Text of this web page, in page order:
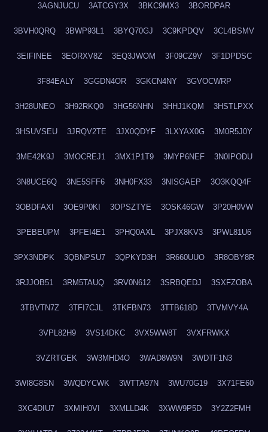
3AGNJUCU 3ATCGY3X 3BKC9MX3 3BORDPAR
3BVH0QRQ 3BWP93L1 3BYQ70GJ 3C9KPDQV 3CL4BSMV
3EIFINEE 3EORXV8Z 3EQ3JWOM 3F09CZ9V 3F1DPDSC
3F84EALY 3GGDN4OR 3GKCN4NY 3GVOCWRP
3H28UNEO 3H92RKQ0 3HG56NHN 3HHJ1KQM 3HSTLPXX
3HSUVSEU 3JRQV2TE 3JX0QDYF 3LXYAX0G 3M0R5J0Y
3ME42K9J 3MOCREJ1 3MX1P1T9 3MYP6NEF 3N0IPODU
3N8UCE6Q 3NE5SFF6 3NH0FX33 3NISGAEP 3O3KQQ4F
3OBDFAXI 3OE9P0KI 3OPSZTYE 3OSK46GW 3P20H0VW
3PEBEUPM 3PFEI4E1 3PHQ0AXL 3PJX8KV3 3PWL81U6
3PX3NDPK 3QBNPSU7 3QPKYD3H 3R660UUO 3R8OBY8R
3RJJOB51 3RM5TAUQ 3RV0N612 3SRBQEDJ 3SXFZOBA
3TBVTN7Z 3TFI7CJL 3TKFBN73 3TTB618D 3TVMVY4A
3VPL82H9 3VS14DKC 3VX5WW8T 3VXFRWKX
3VZRTGEK 3W3MHD4O 3WAD8W9N 3WDTF1N3
3WI8G8SN 3WQDYCWK 3WTTA97N 3WU70G19 3X71FE60
3XC4DIU7 3XMIH0VI 3XMLLD4K 3XWW9P5D 3Y2Z2FMH